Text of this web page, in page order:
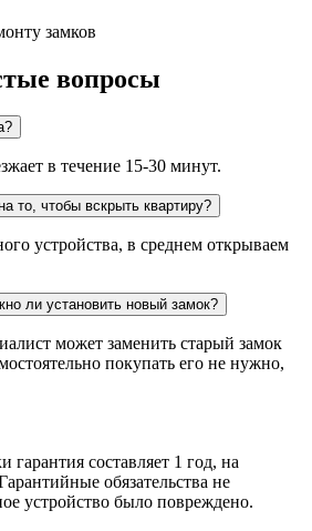
замков
вопросы
в течение 15-30 минут.
то, чтобы вскрыть квартиру?
устройства, в среднем открываем
ли установить новый замок?
может заменить старый замок
покупать его не нужно,
гарантия составляет 1 год, на
обязательства не
устройство было повреждено.